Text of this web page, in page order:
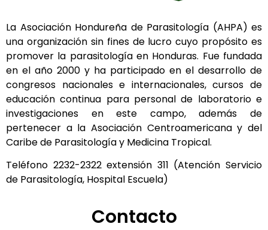
La Asociación Hondureña de Parasitología (AHPA) es
una organización sin fines de lucro cuyo propósito es
promover la parasitología en Honduras. Fue fundada
en el año 2000 y ha participado en el desarrollo de
congresos nacionales e internacionales, cursos de
educación continua para personal de laboratorio e
investigaciones en este campo, además de
pertenecer a la Asociación Centroamericana y del
Caribe de Parasitología y Medicina Tropical.
Teléfono 2232-2322 extensión 311 (Atención Servicio
de Parasitología, Hospital Escuela)
Contacto